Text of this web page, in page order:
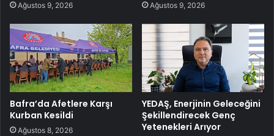
Ağustos 9, 2026 Ağustos 9, 2026
Bafra’da Afetlere Karşı
Kurban Kesildi
Ağustos 8, 2026
YEDAŞ, Enerjinin Geleceğini
Şekillendirecek Genç
Yetenekleri Arıyor